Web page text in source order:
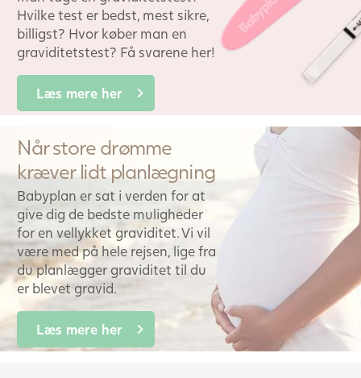
Hvilke test er bedst, mest sikre,
billigst? Hvor køber man en
graviditetstest? Få svarene her!
Læs mere her
Når store drømme
kræver lidt planlægning
Babyplan er sat i verden for at
give dig de bedste muligheder
for en vellykket graviditet. Vi vil
være med på hele rejsen, lige fra
du planlægger graviditet til du
er blevet gravid.
Læs mere her